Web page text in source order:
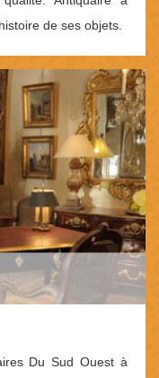
de ses objets.
Du Sud Ouest à